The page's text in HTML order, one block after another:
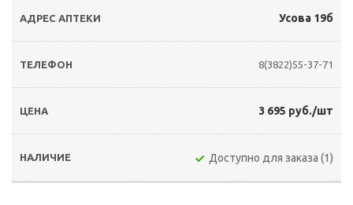
Усова 19б
8(3822)55-37-71
3 695 руб./шт
Доступно для заказа (1)